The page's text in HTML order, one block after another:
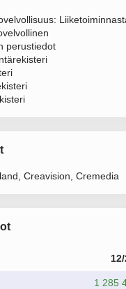
perustiedot
Creavision, Cremedia
1 285